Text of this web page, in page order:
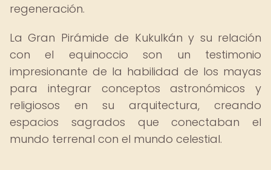
regeneración.
La Gran Pirámide de Kukulkán y su relación
con el equinoccio son un testimonio
impresionante de la habilidad de los mayas
para integrar conceptos astronómicos y
religiosos en su arquitectura, creando
espacios sagrados que conectaban el
mundo terrenal con el mundo celestial.